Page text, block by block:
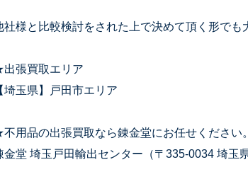
社様と比較検討をされた上で決めて頂く形でも
張買取エリア
埼玉県】戸田市エリア
用品の出張買取なら錬金堂にお任せください。
金堂 埼玉戸田輸出センター（〒335-0034 埼玉